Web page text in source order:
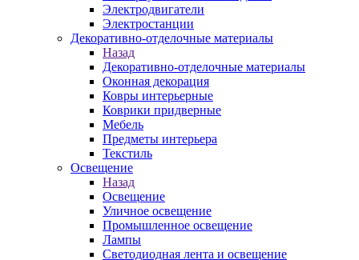
Электродвигатели
Электростанции
Декоративно-отделочные материалы
Назад
Декоративно-отделочные материалы
Оконная декорация
Ковры интерьерные
Коврики придверные
Мебель
Предметы интерьера
Текстиль
Освещение
Назад
Освещение
Уличное освещение
Промышленное освещение
Лампы
Светодиодная лента и освещение